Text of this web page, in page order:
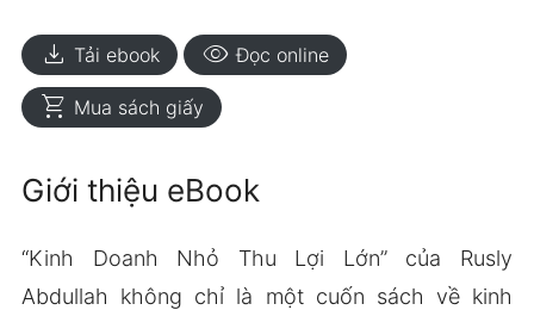
download Tải ebook visibility Đọc online
shopping_cart Mua sách giấy
Giới thiệu eBook
“Kinh Doanh Nhỏ Thu Lợi Lớn” của Rusly
Abdullah không chỉ là một cuốn sách về kinh